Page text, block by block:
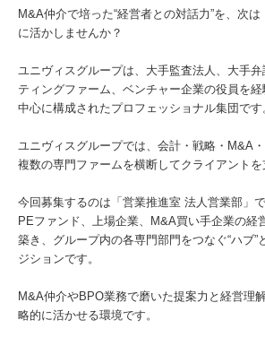
M&A仲介で培った“経営者との対話力”を、次は
に活かしませんか？
ユニヴィスグループは、大手監査法人、大手
ティングファーム、ベンチャー企業の役員を
中心に構成されたプロフェッショナル集団です
ユニヴィスグループでは、会計・戦略・M&A
複数の専門ファームを横断してクライアントを
今回募集するのは「営業推進室 法人営業部」で
PEファンド、上場企業、M&A買い手企業の経
築き、グループ内の各専門部門をつなぐ“ハブ”
ジションです。
M&A仲介やBPO業務で磨いた提案力と経営理
略的に活かせる環境です。